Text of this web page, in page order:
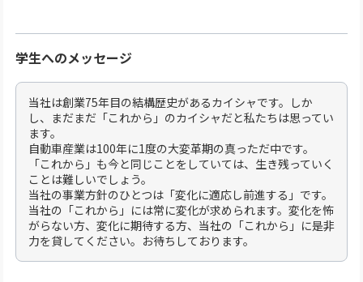
学生へのメッセージ
当社は創業75年目の結構歴史があるカイシャです。しか
し、まだまだ「これから」のカイシャだと私たちは思ってい
ます。
自動車産業は100年に1度の大変革期の真っただ中です。
「これから」も今と同じことをしていては、生き残っていく
ことは難しいでしょう。
当社の事業方針のひとつは「変化に適応し前進する」です。
当社の「これから」には常に変化が求められます。変化を怖
がらない方、変化に期待する方、当社の「これから」に是非
力を貸してください。お待ちしております。